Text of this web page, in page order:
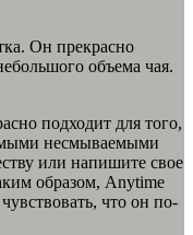
Он прекрасно
объема чая.
подходит для того,
несмываемыми
или напишите свое
образом, Anytime
что он по-